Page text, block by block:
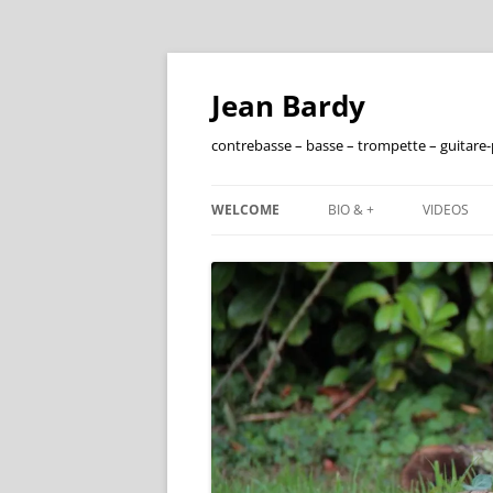
Jean Bardy
contrebasse – basse – trompette –
WELCOME BIO & +
ENGLISH
DISCOGRAPHIE
FILMOGRAPHIE
VIDEOS